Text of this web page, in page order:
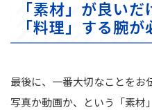
「素材」が良いだ
「料理」する腕が
最後に、一番大切なことをお
写真か動画か、という「素材